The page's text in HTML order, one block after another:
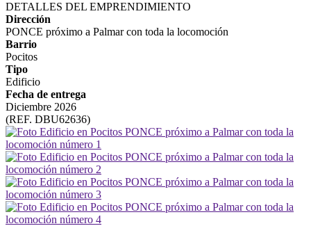
DETALLES DEL EMPRENDIMIENTO
Dirección
PONCE próximo a Palmar con toda la locomoción
Barrio
Pocitos
Tipo
Edificio
Fecha de entrega
Diciembre 2026
(REF. DBU62636)